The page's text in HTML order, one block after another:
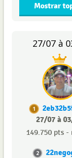
Mostrar
27/07 à
1
27/07 à
149.750 pts -
2